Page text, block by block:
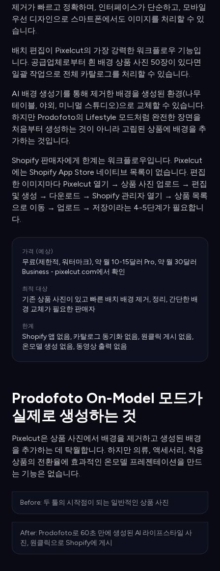
제거가 빠르고 정확하며, 인터페이스가 단순하고, 모바일
우선 디자인으로 스마트폰에서도 이미지를 처리할 수 있
습니다.
배치 편집이 Pixelcut의 가장 강력한 워크플로우 기능입
니다. 공급업체로부터 흰 배경 상품 사진 50장이 있다면
일괄 작업으로 전체 카탈로그를 처리할 수 있습니다.
AI 배경 생성기를 통해 제거한 배경을 생성된 환경(나무
테이블, 야외, 미니멀 스튜디오)으로 교체할 수 있습니다.
하지만 Prodofoto의 Lifestyle 모드처럼 완전한 장면을
처음부터 생성하는 것이 아니라 고립된 상품에 배경을 추
가하는 것입니다.
Shopify 판매자에게 한계는 워크플로우입니다. Pixelcut
에는 Shopify App Store 네이티브 목록이 없습니다. 편집
한 이미지마다 Pixelcut 열기 → 상품 사진 업로드 → 편집
및 생성 → 다운로드 → Shopify 관리자 열기 → 상품 목록
으로 이동 → 업로드 → 저장이라는 4-5단계가 필요합니
다.
가격 (예상)
무료(제한적, 워터마크), 약 월 10-15달러 Pro, 약 월 30달러
Business - pixelcut.com에서 확인
최적 대상
기존 상품 사진이 있고 빠른 배치 배경 제거, 정리, 간단한 배
경 교체가 필요한 판매자
한계
Shopify 앱 없음, 카탈로그 동기화 없음, 원클릭 게시 없음,
온모델 생성 없음, 동영상 출력 없음
Prodofoto On-Model 모드가
실제로 생성하는 것
Pixelcut은 상품 사진에서 배경을 제거하고 생성된 배경
을 추가하는 데 탁월합니다. 하지만 의류, 액세서리, 착용
상품의 전환율에 효과적인 온모델 프레젠테이션을 만드
는 기능은 없습니다.
Before: 두 툴의 시작점이 되는 일반적인 상품 사진
After: Prodofoto로 60초 만에 생성된 AI 라이프스타일 사
진, 원클릭으로 Shopify에 게시